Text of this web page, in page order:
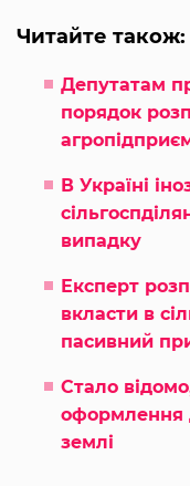
Читайте також:
Депутатам
порядок
В Україні
випадку
Експерт
вкласти в
пасивний
Стало
оформлення
землі